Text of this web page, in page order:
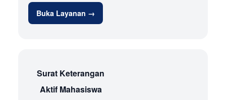
Buka Layanan →
Surat Keterangan
Aktif Mahasiswa